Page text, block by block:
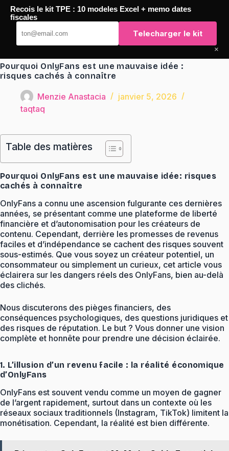
Passer
contenu
TaqTaq
Pourquoi OnlyFans est une mauvaise idée :
risques cachés à connaître
Menzie Anastacia
janvier 5, 2026
taqtaq
Table des matières
Pourquoi OnlyFans est une mauvaise idée: risques
cachés à connaître
OnlyFans a connu une ascension fulgurante ces dernières
années, se présentant comme une plateforme de liberté
financière et d’autonomisation pour les créateurs de
contenu. Cependant, derrière les promesses de revenus
faciles et d’indépendance se cachent des risques souvent
sous-estimés. Que vous soyez un créateur potentiel, un
consommateur ou simplement un curieux, cet article vous
éclairera sur les dangers réels des OnlyFans, bien au-delà
des clichés.
Nous discuterons des pièges financiers, des
conséquences psychologiques, des questions juridiques et
des risques de réputation. Le but ? Vous donner une vision
complète et honnête pour prendre une décision éclairée.
1. L’illusion d’un revenu facile : la réalité économique
d’OnlyFans
OnlyFans est souvent vendu comme un moyen de gagner
de l’argent rapidement, surtout dans un contexte où les
réseaux sociaux traditionnels (Instagram, TikTok) limitent la
monétisation. Cependant, la réalité est bien différente.
Recois le kit TPE : 10 modeles Excel + memo dates
fiscales
Telecharger le kit
×